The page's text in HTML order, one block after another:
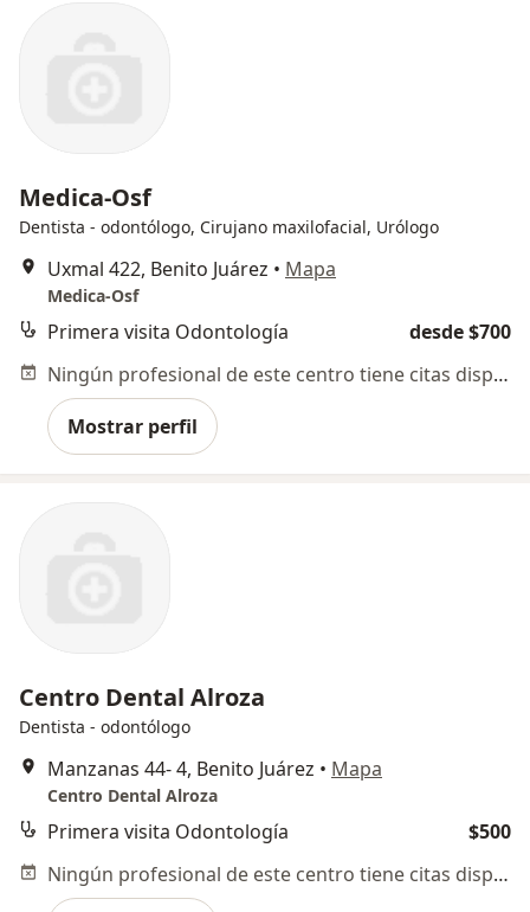
Medica-Osf
Dentista - odontólogo, Cirujano maxilofacial, Urólogo
Uxmal 422, Benito Juárez • Mapa
Medica-Osf
Primera visita Odontología
desde $700
Ningún profesional de este centro tiene citas disponibles
Mostrar perfil
Centro Dental Alroza
Dentista - odontólogo
Manzanas 44- 4, Benito Juárez • Mapa
Centro Dental Alroza
Primera visita Odontología
$500
Ningún profesional de este centro tiene citas disponibles